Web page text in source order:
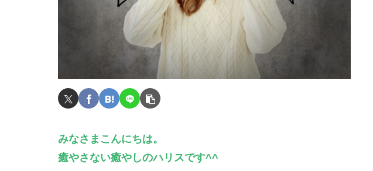
みなさまこんにちは。
癒やさない癒やしのハリスです^^